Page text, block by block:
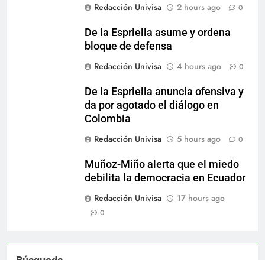
Redacción Univisa
2 hours ago 0
De la Espriella asume y ordena
bloque de defensa
Redacción Univisa
4 hours ago 0
De la Espriella anuncia ofensiva y
da por agotado el diálogo en
Colombia
Redacción Univisa
5 hours ago 0
Muñoz-Miño alerta que el miedo
debilita la democracia en Ecuador
Redacción Univisa
17 hours ago
0